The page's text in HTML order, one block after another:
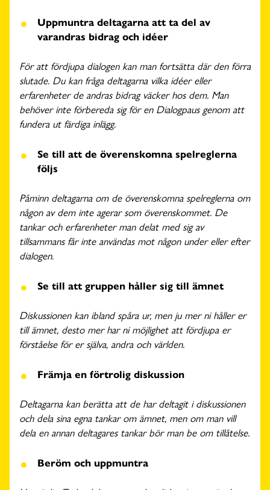
Uppmuntra deltagarna att ta del av
varandras bidrag och idéer
För att fördjupa dialogen kan man fortsätta där den förra
slutade. Du kan fråga deltagarna vilka idéer eller
erfarenheter de andras bidrag väcker hos dem. Man
behöver inte förbereda sig för en Dialogpaus genom att
fundera ut färdiga inlägg.
Se till att de överenskomna spelreglerna
följs
Påminn deltagarna om de överenskomna spelreglerna om
någon av dem inte agerar som överenskommet. De
tankar och erfarenheter man delat med sig av
tillsammans får inte användas mot någon under eller efter
dialogen.
Se till att gruppen håller sig till ämnet
Diskussionen kan ibland spåra ur, men ju mer ni håller er
till ämnet, desto mer har ni möjlighet att fördjupa er
förståelse för er själva, andra och världen.
Främja en förtrolig diskussion
Deltagarna kan berätta att de har deltagit i diskussionen
och dela sina egna tankar om ämnet, men om man vill
dela en annan deltagares tankar bör man be om tillåtelse.
Beröm och uppmuntra